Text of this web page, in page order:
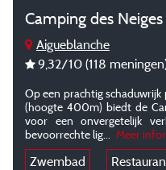
Camping des Neiges
Aigueblanche
9,32/10 (118
Op een prachtig
(hoogte 400m) biedt de
voor een onvergetelijk
bevoorrechte lig...
Meer
Zwembad